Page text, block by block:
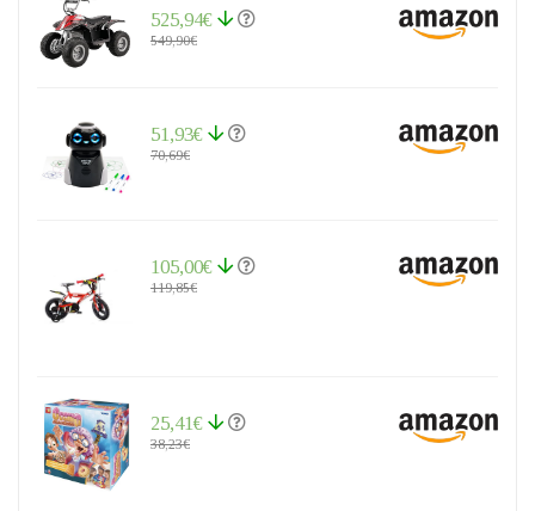
525,94€
549,90€
51,93€
70,69€
105,00€
119,85€
25,41€
38,23€